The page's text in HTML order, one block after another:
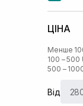
ЦІНА
Менше
100 – 500
500 –
Від